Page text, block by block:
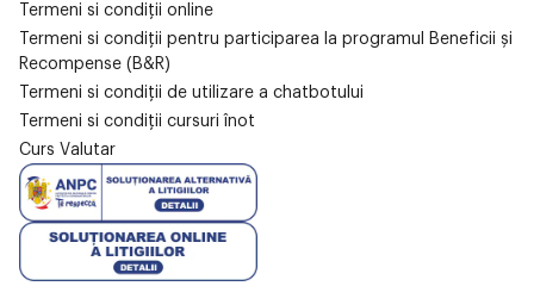
Termeni si condiții online
Termeni si condiții pentru participarea la programul Beneficii și
Recompense (B&R)
Termeni si condiții de utilizare a chatbotului
Termeni si condiții cursuri înot
Curs Valutar